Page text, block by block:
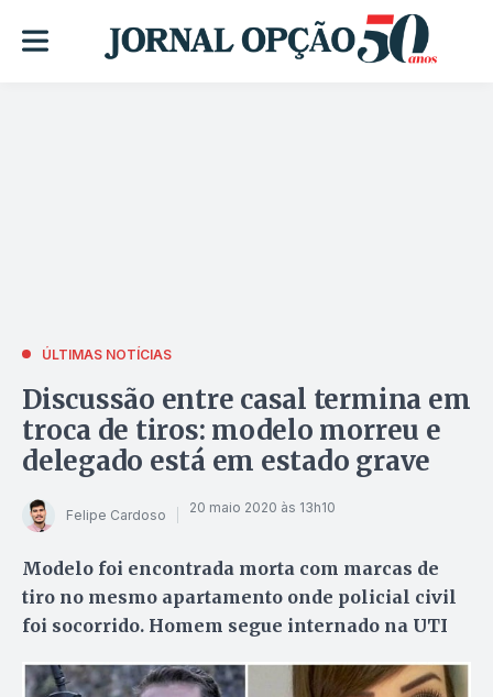
ÚLTIMAS NOTÍCIAS
Discussão entre casal termina em
troca de tiros: modelo morreu e
delegado está em estado grave
Felipe Cardoso 20 maio 2020 às 13h10
Modelo foi encontrada morta com marcas de
tiro no mesmo apartamento onde policial civil
foi socorrido. Homem segue internado na UTI